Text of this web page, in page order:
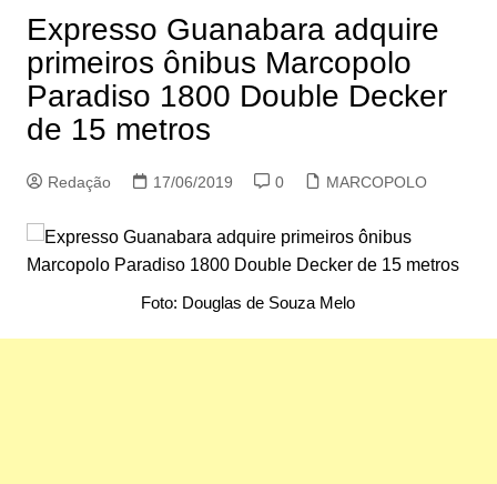
Expresso Guanabara adquire
primeiros ônibus Marcopolo
Paradiso 1800 Double Decker
de 15 metros
Redação 17/06/2019 0 MARCOPOLO
Foto: Douglas de Souza Melo